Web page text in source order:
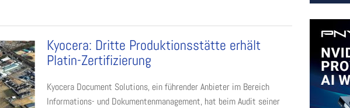
Kyocera: Dritte Produktionsstätte erhält
Platin-Zertifizierung
Kyocera Document Solutions, ein führender Anbieter im Bereich
Informations- und Dokumentenmanagement, hat beim Audit seiner